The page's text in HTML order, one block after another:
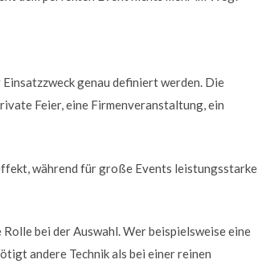
genau definiert werden. Die
Feier, eine Firmenveranstaltung, ein
während für große Events leistungsstarke
bei der Auswahl. Wer beispielsweise eine
andere Technik als bei einer reinen